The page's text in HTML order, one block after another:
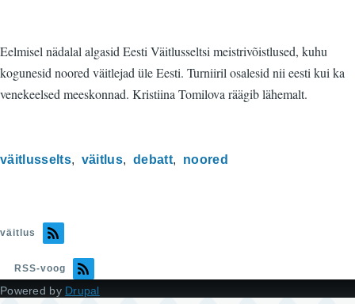
Eelmisel nädalal algasid Eesti Väitlusseltsi meistrivõistlused, kuhu
kogunesid noored väitlejad üle Eesti. Turniiril osalesid nii eesti kui ka
venekeelsed meeskonnad. Kristiina Tomilova räägib lähemalt.
väitlusselts väitlus debatt noored
väitlus
RSS-voog
Powered by Drupal